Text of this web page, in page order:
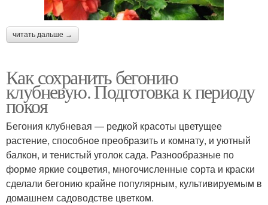
читать дальше →
Как сохранить бегонию
клубневую. Подготовка к периоду
покоя
Бегония клубневая — редкой красоты цветущее
растение, способное преобразить и комнату, и уютный
балкон, и тенистый уголок сада. Разнообразные по
форме яркие соцветия, многочисленные сорта и краски
сделали бегонию крайне популярным, культивируемым в
домашнем садоводстве цветком.